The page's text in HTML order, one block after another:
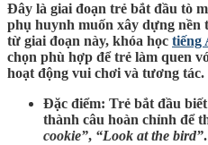
Đây là giai đoạn trẻ bắt đầu tò
phụ huynh muốn xây dựng nền
từ giai đoạn này, khóa học tiếng
chọn phù hợp để trẻ làm quen
hoạt động vui chơi và tương tác.
Đặc điểm: Trẻ bắt đầu
thành câu hoàn chỉnh để
cookie”, “Look at the bird”.